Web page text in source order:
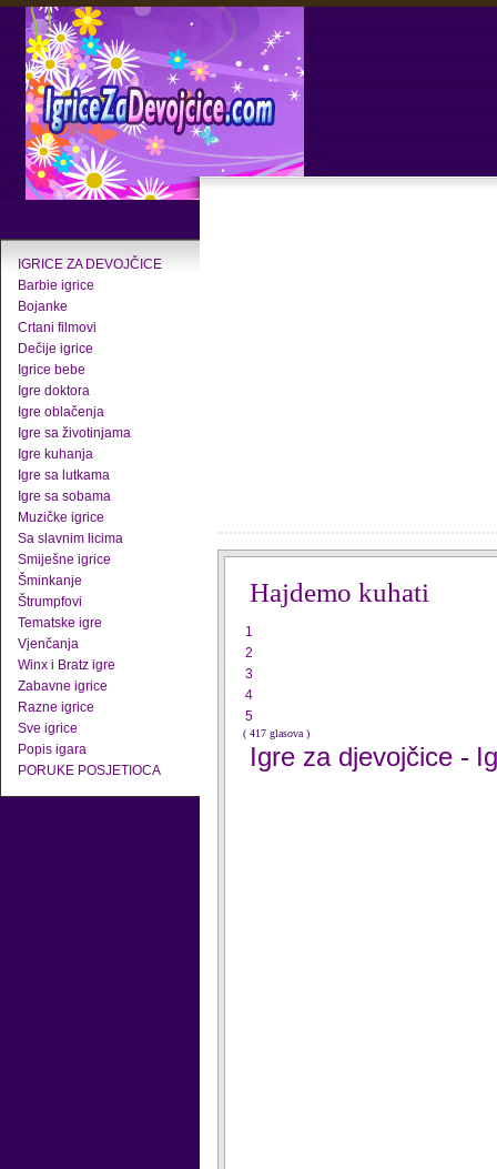
IGRICE ZA DEVOJČICE
Barbie igrice
Bojanke
Crtani filmovi
Dečije igrice
Igrice bebe
Igre doktora
Igre oblačenja
Igre sa životinjama
Igre kuhanja
Igre sa lutkama
Igre sa sobama
Muzičke igrice
Sa slavnim licima
Smiješne igrice
Šminkanje
Štrumpfovi
Tematske igre
Vjenčanja
Winx i Bratz igre
Zabavne igrice
Razne igrice
Sve igrice
Popis igara
PORUKE POSJETIOCA
Hajdemo kuhati
1
2
3
4
5
( 417 glasova )
Igre za djevojčice -